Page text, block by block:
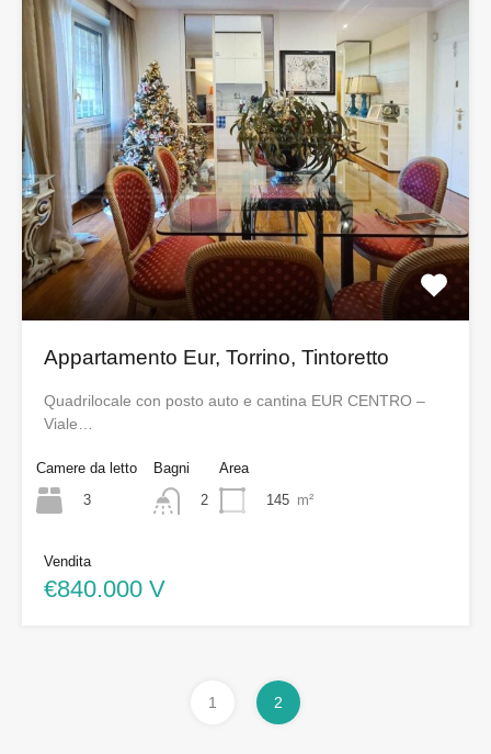
Appartamento Eur, Torrino, Tintoretto
Quadrilocale con posto auto e cantina EUR CENTRO –
Viale…
Camere da letto
3
Bagni
2
Area
145 m²
Vendita
€840.000 V
1 2